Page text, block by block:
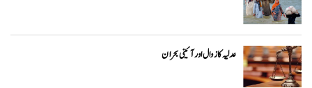
عدلیہ کا زوال اور آئینی بحران